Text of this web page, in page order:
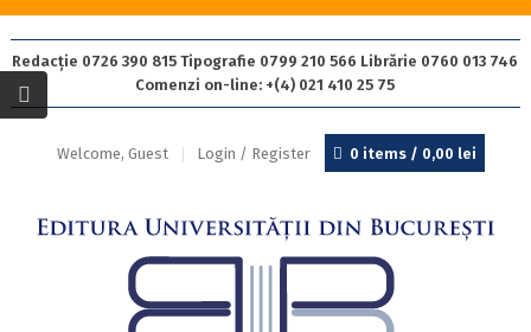
Redacție 0726 390 815 Tipografie 0799 210 566 Librărie 0760 013 746
Comenzi on-line: +(4) 021 410 25 75
Welcome, Guest Login / Register 0 items / 0,00 lei